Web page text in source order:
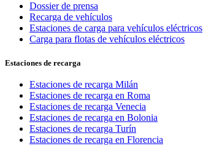
Dossier de prensa
Recarga de vehículos
Estaciones de carga para vehículos eléctricos
Carga para flotas de vehículos eléctricos
Estaciones de recarga
Estaciones de recarga Milán
Estaciones de recarga en Roma
Estaciones de recarga Venecia
Estaciones de recarga en Bolonia
Estaciones de recarga Turín
Estaciones de recarga en Florencia